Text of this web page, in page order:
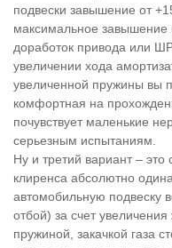
подвески завышение от
максимальное завышение
доработок привода или
увеличении хода
увеличенной пружины вы
комфортная на
почувствует маленькие
серьезным испытаниям.
Ну и третий вариант – это
клиренса абсолютно
автомобильную подвеску
отбой) за счет
пружиной, закачкой газа